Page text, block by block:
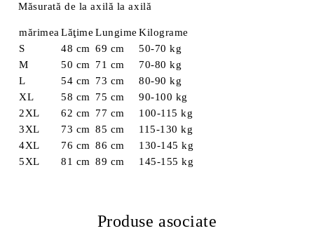
Măsurată de la axilă la axilă
mărimea Lăţime Lungime Kilograme
S
48 cm 69 cm
50-70 kg
M
50 cm 71 cm
70-80 kg
L
54 cm 73 cm
80-90 kg
XL
58 cm 75 cm
90-100 kg
2XL
62 cm 77 cm
100-115 kg
3XL
73 cm 85 cm
115-130 kg
4XL
76 cm 86 cm
130-145 kg
5XL
81 cm 89 cm 145-155 kg
Produse asociate